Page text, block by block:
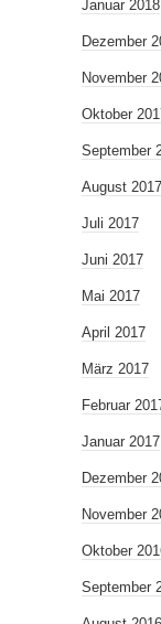
Januar 2018
Dezember
November
Oktober
September
August 2017
Juli 2017
Juni 2017
Mai 2017
April 2017
März 2017
Februar
Januar 2017
Dezember
November
Oktober
September